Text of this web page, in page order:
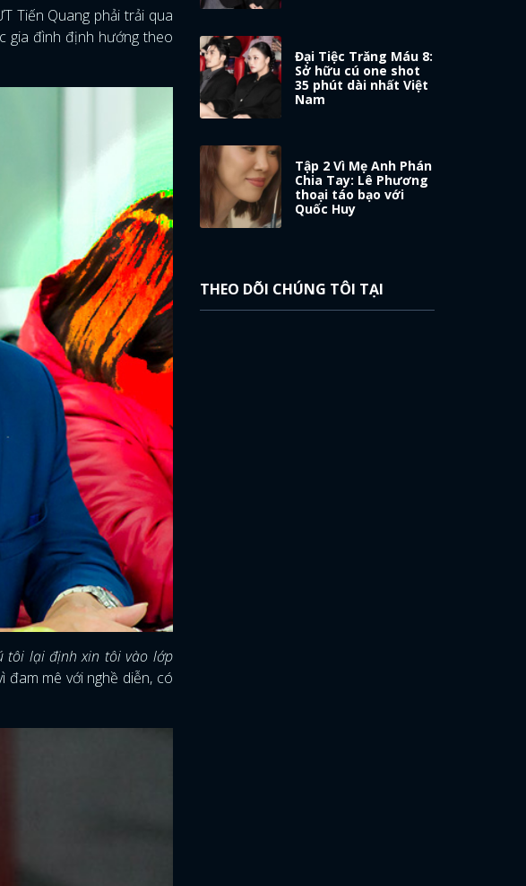
Tiến Quang phải trải qua
gia đình định hướng theo
tôi lại định xin tôi vào lớp
đam mê với nghề diễn, có
Đại Tiệc Trăng Máu 8:
Sở hữu cú one shot
35 phút dài nhất Việt
Nam
Tập 2 Vì Mẹ Anh Phán
Chia Tay: Lê Phương
thoại táo bạo với
Quốc Huy
THEO DÕI CHÚNG TÔI TẠI